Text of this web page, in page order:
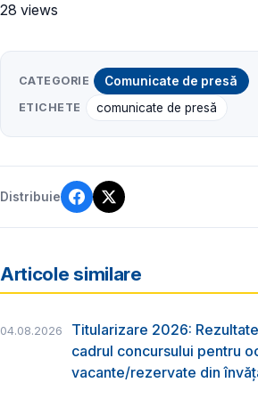
28 views
CATEGORIE Comunicate de presă
ETICHETE comunicate de presă
Distribuie
Articole similare
04.08.2026
Titularizare 2026:
cadrul concursului pentru
vacante/rezervate din